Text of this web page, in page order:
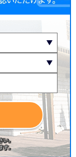
い。
す。